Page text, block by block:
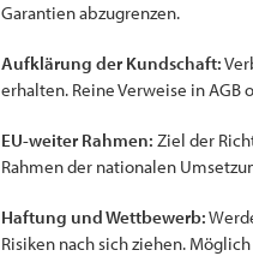
Garantien abzugrenzen.
Aufklärung der Kundschaft:
erhalten. Reine Verweise in
EU-weiter Rahmen: Ziel der
Rahmen der nationalen
Haftung und Wettbewerb:
Risiken nach sich ziehen.